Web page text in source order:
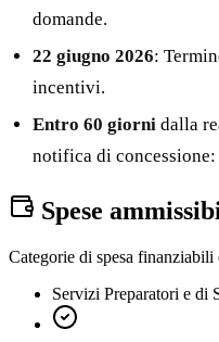
domande.
22 giugno 2026:
incentivi.
Entro 60 giorni dalla
notifica di
Spese
Categorie di spesa finanziabili
Servizi Preparatori e di